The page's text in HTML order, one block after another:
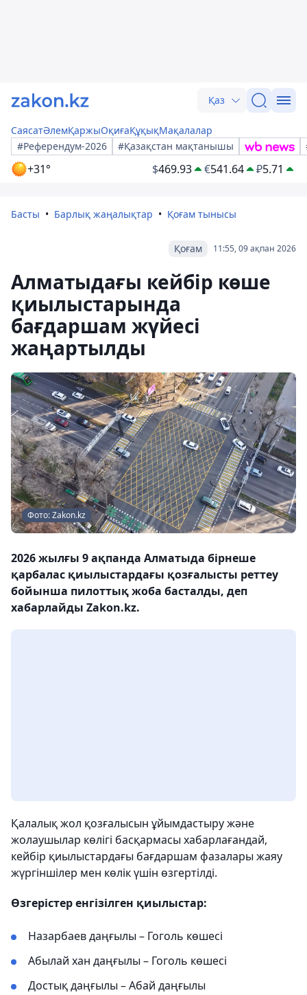
Қаз
СаясатӘлемҚаржыОқиғаҚұқықМақалалар
#Референдум-2026
#Қазақстан мақтанышы
+31° $469.93 €541.64 ₽5.71
Басты Барлық жаңалықтар Қоғам тынысы
11:55, 09 ақпан 2026
Қоғам
Алматыдағы кейбір көше
қиылыстарында
бағдаршам жүйесі
жаңартылды
Фото: Zakon.kz
2026 жылғы 9 ақпанда Алматыда бірнеше
қарбалас қиылыстардағы қозғалысты реттеу
бойынша пилоттық жоба басталды, деп
хабарлайды Zakon.kz.
Қалалық жол қозғалысын ұйымдастыру және
жолаушылар көлігі басқармасы хабарлағандай,
кейбір қиылыстардағы бағдаршам фазалары жаяу
жүргіншілер мен көлік үшін өзгертілді.
Өзгерістер енгізілген қиылыстар:
Назарбаев даңғылы – Гоголь көшесі
Абылай хан даңғылы – Гоголь көшесі
Достық даңғылы – Абай даңғылы